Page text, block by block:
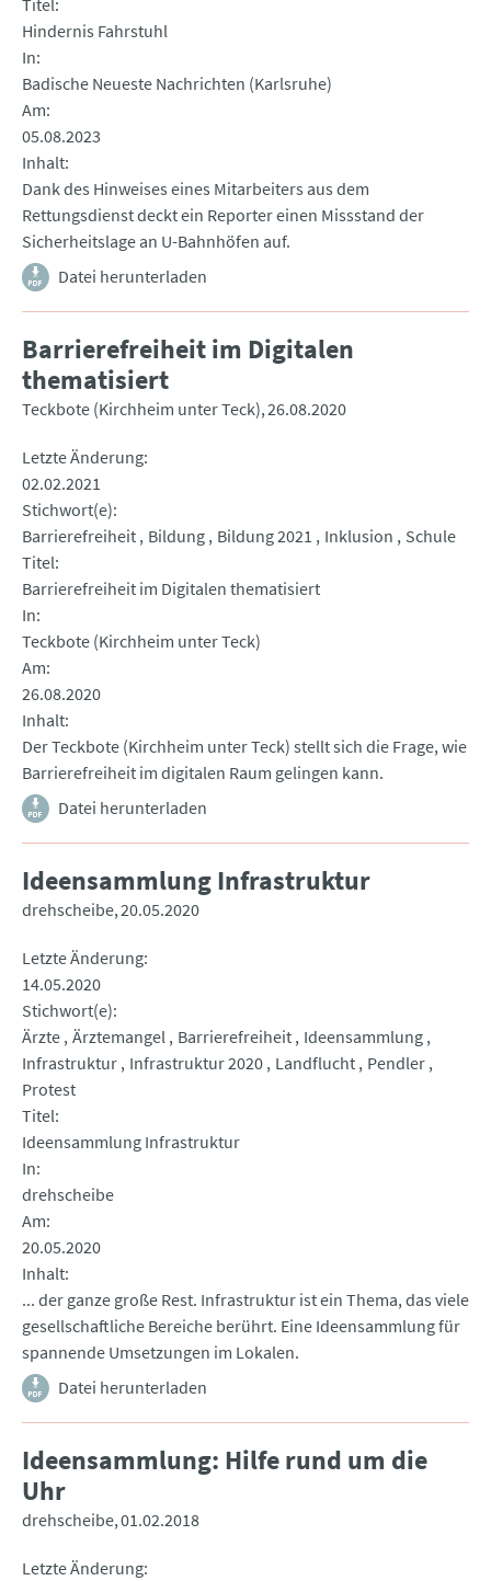
Titel
Hindernis Fahrstuhl
In
Badische Neueste Nachrichten (Karlsruhe)
Am
05.08.2023
Inhalt
Dank des Hinweises eines Mitarbeiters aus dem
Rettungsdienst deckt ein Reporter einen Missstand der
Sicherheitslage an U-Bahnhöfen auf.
Datei herunterladen
Barrierefreiheit im Digitalen
thematisiert
Teckbote (Kirchheim unter Teck) 26.08.2020
Letzte Änderung
02.02.2021
Stichwort(e)
Barrierefreiheit Bildung Bildung 2021 Inklusion
Schule
Titel
Barrierefreiheit im Digitalen thematisiert
In
Teckbote (Kirchheim unter Teck)
Am
26.08.2020
Inhalt
Der Teckbote (Kirchheim unter Teck) stellt sich die Frage, wie
Barrierefreiheit im digitalen Raum gelingen kann.
Datei herunterladen
Ideensammlung Infrastruktur
drehscheibe 20.05.2020
Letzte Änderung
14.05.2020
Stichwort(e)
Ärzte Ärztemangel Barrierefreiheit Ideensammlung
Infrastruktur Infrastruktur 2020 Landflucht Pendler
Protest
Titel
Ideensammlung Infrastruktur
In
drehscheibe
Am
20.05.2020
Inhalt
... der ganze große Rest. Infrastruktur ist ein Thema, das viele
gesellschaftliche Bereiche berührt. Eine Ideensammlung für
spannende Umsetzungen im Lokalen.
Datei herunterladen
Ideensammlung: Hilfe rund um die
Uhr
drehscheibe 01.02.2018
Letzte Änderung